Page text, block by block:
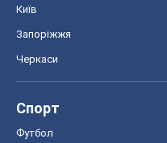
Київ
Запоріжжя
Черкаси
Спорт
Футбол